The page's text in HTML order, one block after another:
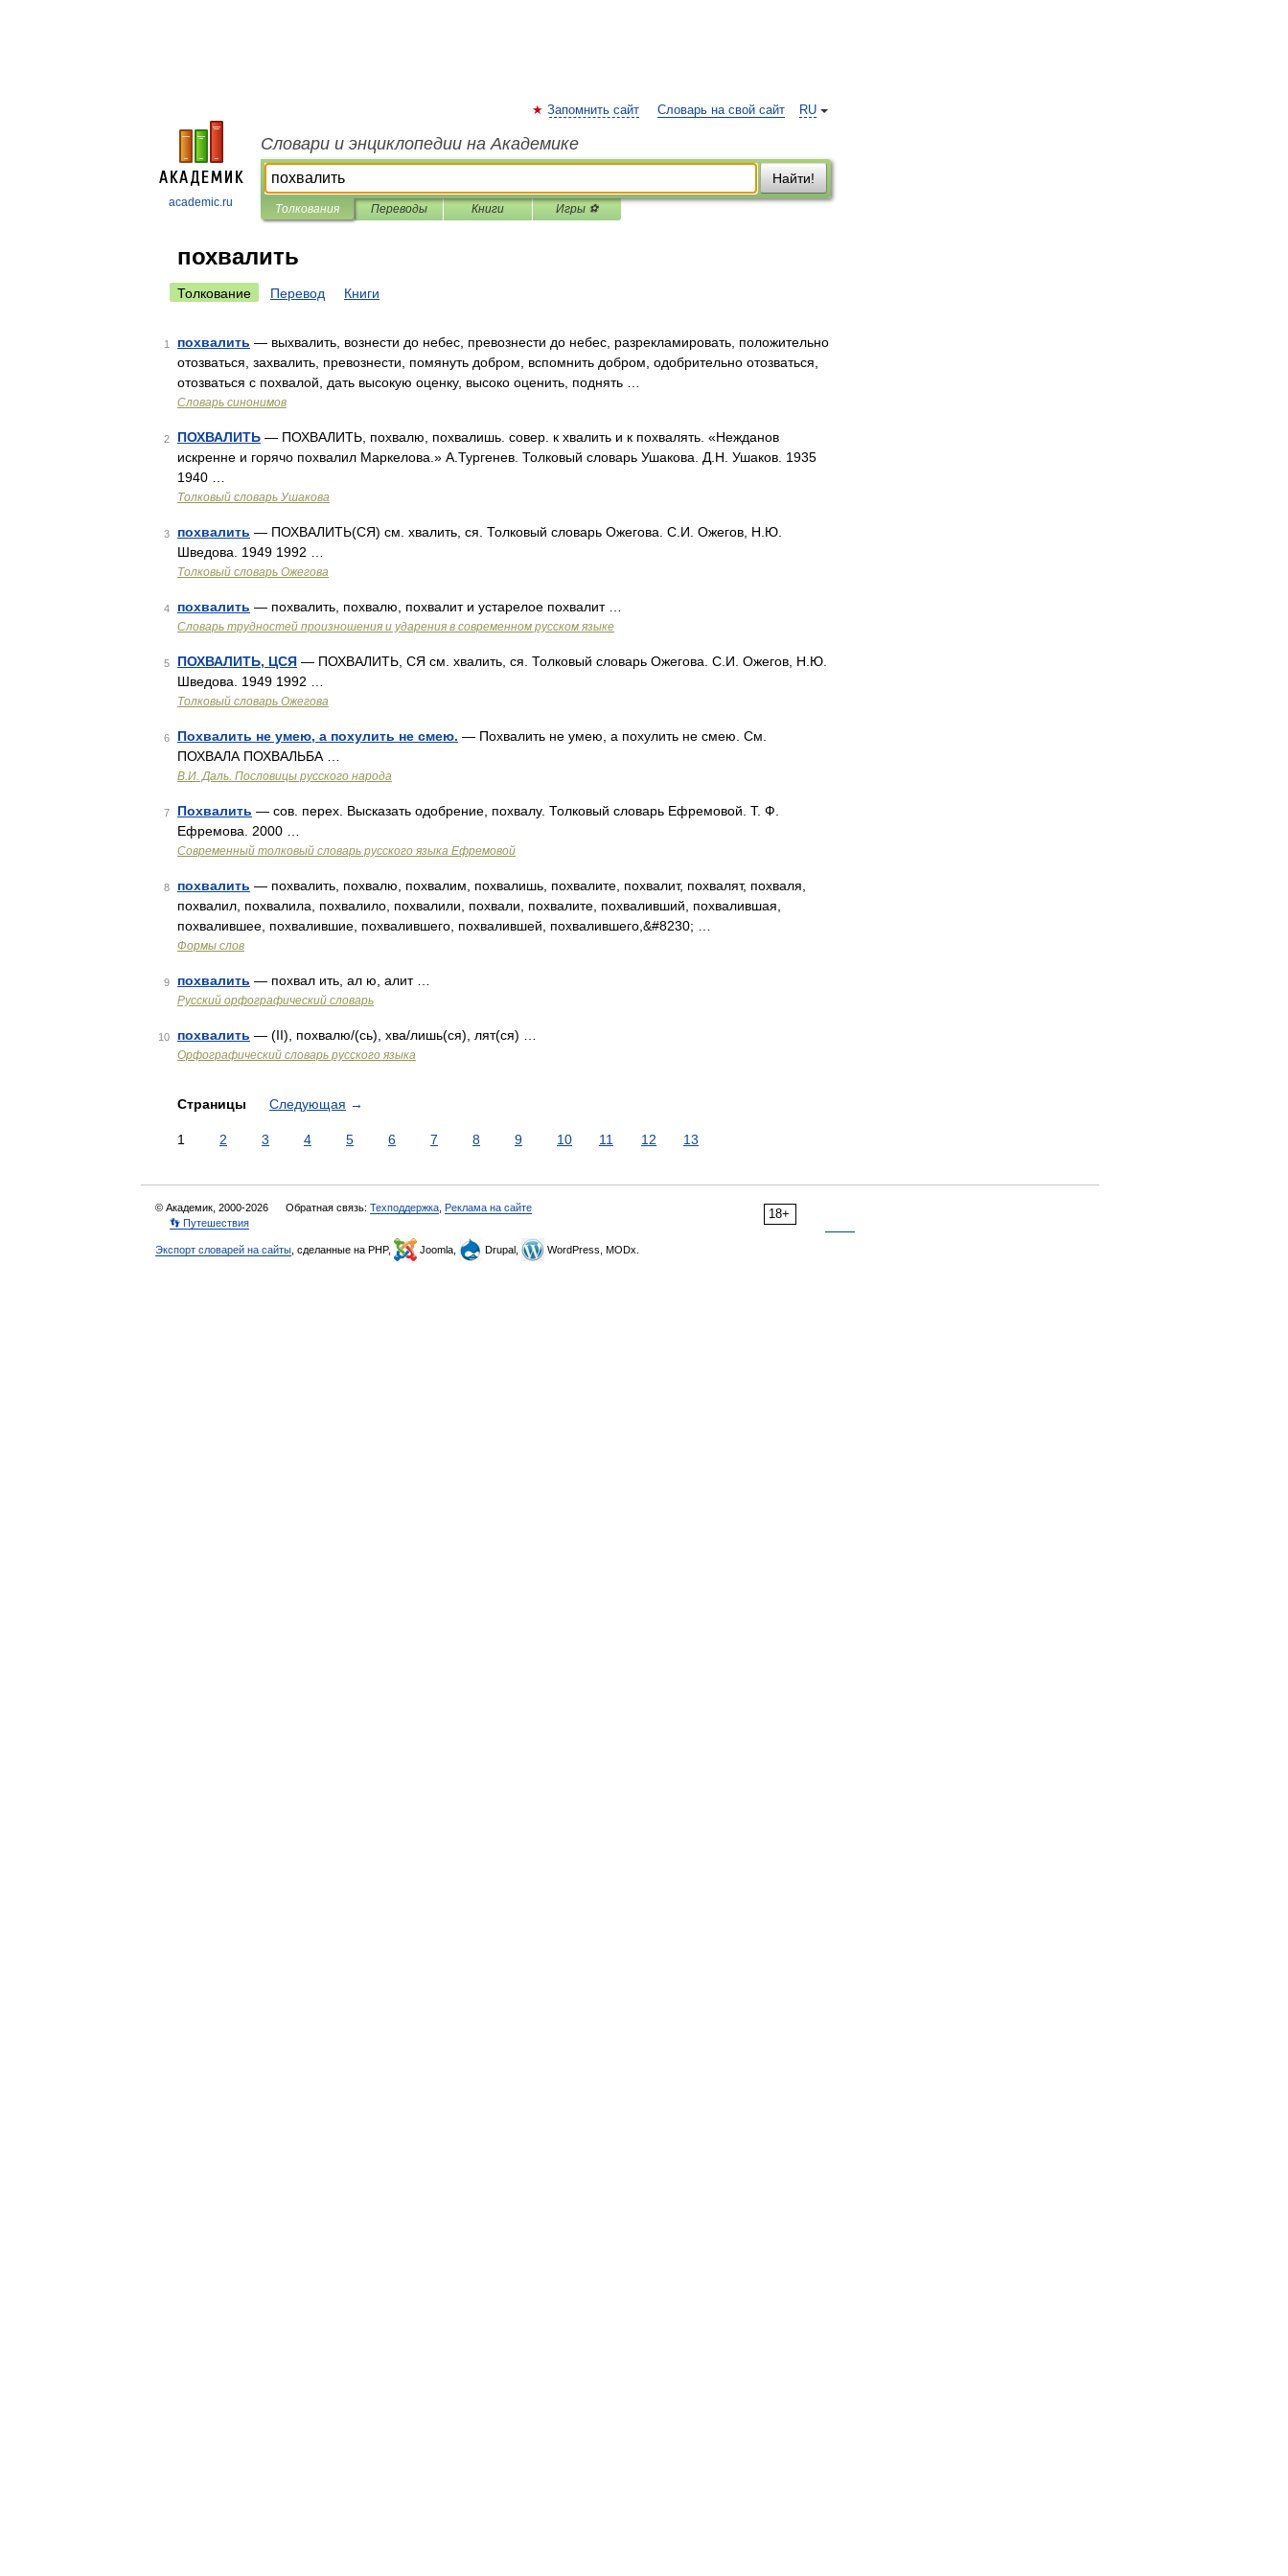
academic.ru
RU
Запомнить сайт Словарь на свой сайт
Словари и энциклопедии на Академике
Найти!
Толкования Переводы Книги Игры ⚽
похвалить
Толкование Перевод Книги
1 похвалить — выхвалить, вознести до небес, превознести до небес, разрекламировать, положительно
отозваться, захвалить, превознести, помянуть добром, вспомнить добром, одобрительно отозваться,
отозваться с похвалой, дать высокую оценку, высоко оценить, поднять …
Словарь синонимов
2 ПОХВАЛИТЬ — ПОХВАЛИТЬ, похвалю, похвалишь. совер. к хвалить и к похвалять. «Нежданов
искренне и горячо похвалил Маркелова.» А.Тургенев. Толковый словарь Ушакова. Д.Н. Ушаков. 1935
1940 …
Толковый словарь Ушакова
3 похвалить — ПОХВАЛИТЬ(СЯ) см. хвалить, ся. Толковый словарь Ожегова. С.И. Ожегов, Н.Ю.
Шведова. 1949 1992 …
Толковый словарь Ожегова
4 похвалить — похвалить, похвалю, похвалит и устарелое похвалит …
Словарь трудностей произношения и ударения в современном русском языке
5 ПОХВАЛИТЬ, ЦСЯ — ПОХВАЛИТЬ, СЯ см. хвалить, ся. Толковый словарь Ожегова. С.И. Ожегов, Н.Ю.
Шведова. 1949 1992 …
Толковый словарь Ожегова
6 Похвалить не умею, а похулить не смею. — Похвалить не умею, а похулить не смею. См.
ПОХВАЛА ПОХВАЛЬБА …
В.И. Даль. Пословицы русского народа
7 Похвалить — сов. перех. Высказать одобрение, похвалу. Толковый словарь Ефремовой. Т. Ф.
Ефремова. 2000 …
Современный толковый словарь русского языка Ефремовой
8 похвалить — похвалить, похвалю, похвалим, похвалишь, похвалите, похвалит, похвалят, похваля,
похвалил, похвалила, похвалило, похвалили, похвали, похвалите, похваливший, похвалившая,
похвалившее, похвалившие, похвалившего, похвалившей, похвалившего,&#8230; …
Формы слов
9 похвалить — похвал ить, ал ю, алит …
Русский орфографический словарь
10 похвалить — (II), похвалю/(сь), хва/лишь(ся), лят(ся) …
Орфографический словарь русского языка
Страницы Следующая →
1 2 3 4 5 6 7 8 9 10 11 12 13
18+
© Академик, 2000-2026 Обратная связь: Техподдержка Реклама на сайте
👣 Путешествия
Экспорт словарей на сайты , сделанные на PHP, Joomla, Drupal, WordPress, MODx.